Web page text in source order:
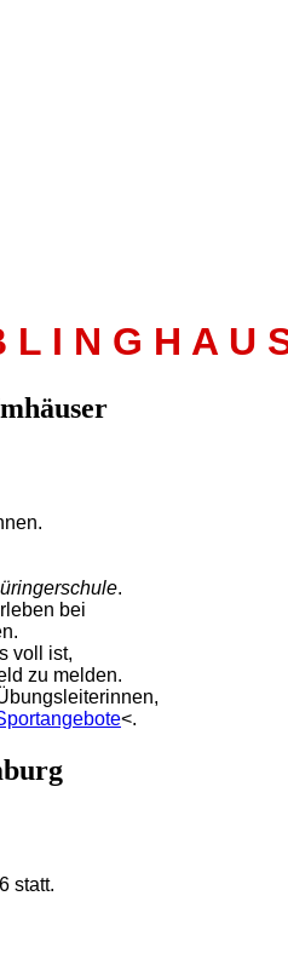
L I N G H A U
.
bei
voll ist,
zu melden.
<.
statt.